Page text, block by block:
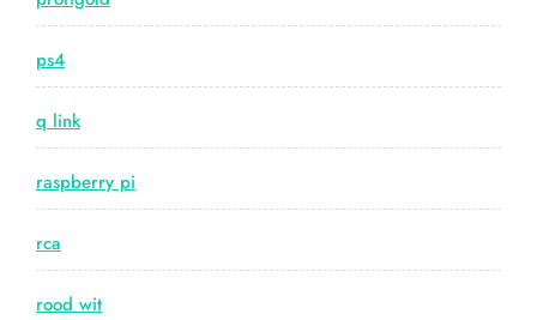
ps4
q link
raspberry pi
rca
rood wit